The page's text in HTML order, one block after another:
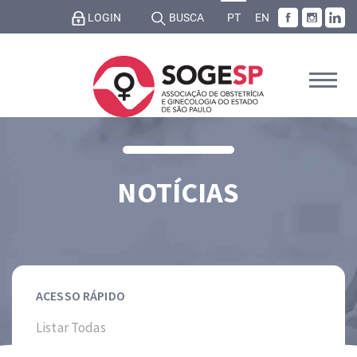
LOGIN BUSCA PT EN
NOTÍCIAS
ACESSO RÁPIDO
Listar Todas